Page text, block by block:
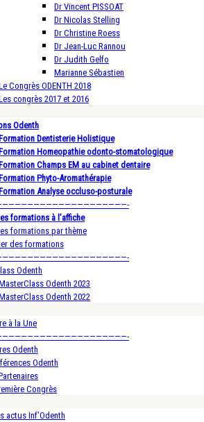
Dr Vincent PISSOAT
Dr Nicolas Stelling
Dr Christine Roess
Dr Jean-Luc Rannou
Dr Judith Gelfo
Marianne Sébastien
Congrès ODENTH 2018
congrès 2017 et 2016
Odenth
Formation Dentisterie Holistique
Formation Homeopathie odonto-stomatologique
Formation Champs EM au cabinet dentaire
Formation Phyto-Aromathérapie
Formation Analyse occluso-posturale
formations à l’affiche
formations par thème
des formations
Odenth
Odenth 2023
Odenth 2022
à la Une
Odenth
Odenth
Congrès
actus Inf’Odenth